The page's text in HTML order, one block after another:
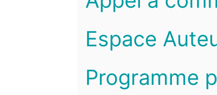
Espace
Programme